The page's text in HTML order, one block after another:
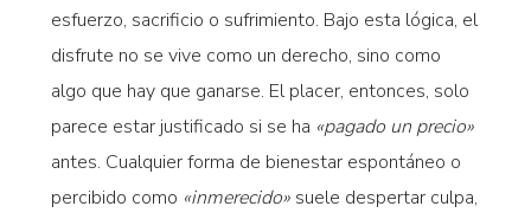
esfuerzo, sacrificio o sufrimiento. Bajo esta lógica, el
disfrute no se vive como un derecho, sino como
algo que hay que ganarse. El placer, entonces, solo
parece estar justificado si se ha «pagado un precio»
antes. Cualquier forma de bienestar espontáneo o
percibido como «inmerecido»suele despertar culpa,